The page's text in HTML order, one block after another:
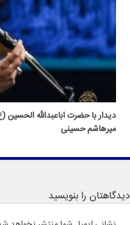
دیدار با حضرت اباعبدالله
میرهاشم حسینی
دیدگاهتان را بنویسید